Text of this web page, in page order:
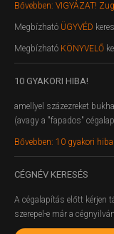
Bővebben: VIGYÁZAT!
Megbízható ÜGYVÉD
Megbízható KÖNYVELŐ
10 GYAKORI HIBA!
amellyel százezreket
(avagy a "fapados"
Bővebben: 10 gyakori hiba
CÉGNÉV KERESÉS
A cégalapítás előtt kérjen
szerepel-e már a